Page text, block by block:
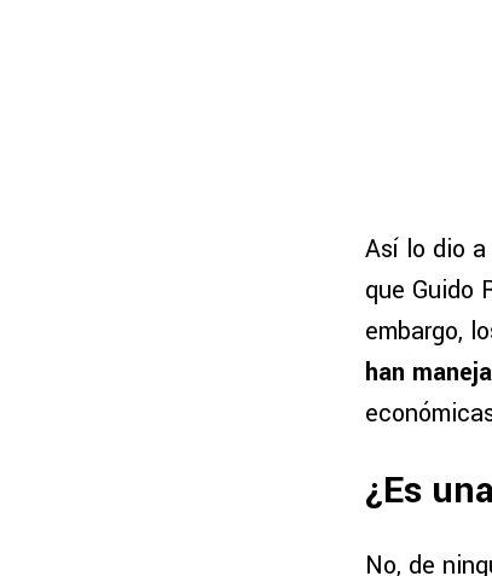
Así lo dio
que Guido
embargo,
han
¿Es
No, de